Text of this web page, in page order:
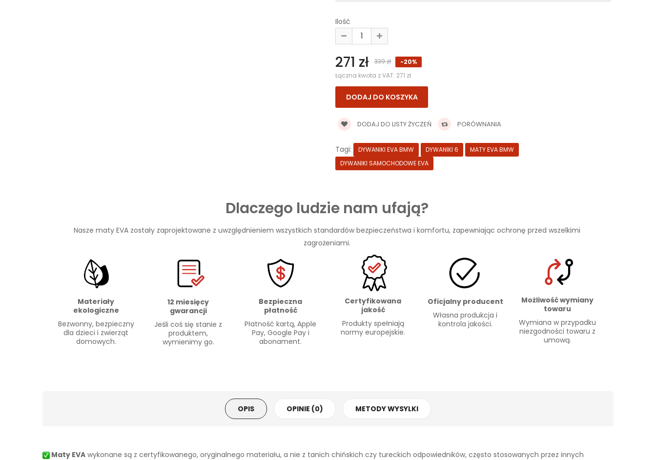
Ilość
271 zł 339 zł
-20%
Łączna kwota z VAT: 271 zł
DODAJ DO LISTY ŻYCZEŃ PORÓWNANIA
Tagi: DYWANIKI EVA BMW DYWANIKI 6
MATY EVA BMW
DYWANIKI SAMOCHODOWE EVA
Dlaczego ludzie nam ufają?
Nasze maty EVA zostały zaprojektowane z uwzględnieniem wszystkich standardów bezpieczeństwa i komfortu, zapewniając ochronę przed wszelkimi
zagrożeniami.
Materiały
ekologiczne
Bezwonny, bezpieczny
dla dzieci i zwierząt
domowych.
12 miesięcy
gwarancji
Jeśli coś się stanie z
produktem,
wymienimy go.
Bezpieczna
płatność
Płatność kartą, Apple
Pay, Google Pay i
abonament.
Certyfikowana
jakość
Produkty spełniają
normy europejskie.
Oficjalny producent
Własna produkcja i
kontrola jakości.
Możliwość wymiany
towaru
Wymiana w przypadku
niezgodności towaru z
umową.
OPIS OPINIE (0) METODY WYSYLKI
Maty EVA wykonane są z certyfikowanego, oryginalnego materiału, a nie z tanich chińskich czy tureckich odpowiedników, często stosowanych przez innych